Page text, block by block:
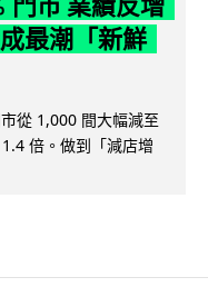
最潮「新鮮
從 1,000 間大幅減至
倍。做到「減店增